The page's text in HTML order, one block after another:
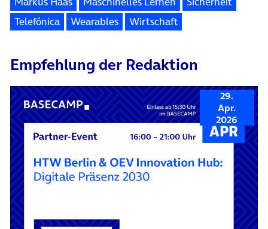
Telefónica
Wearables Wirtschaft
Empfehlung der Redaktion
29.
Apr.
2026